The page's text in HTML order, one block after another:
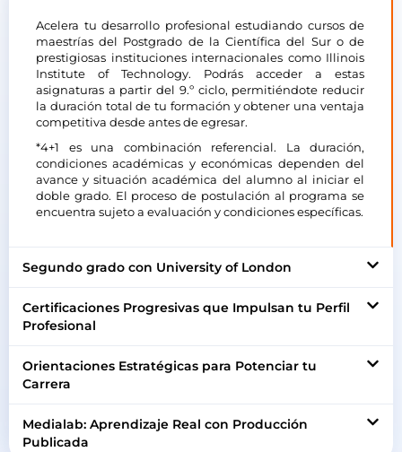
Acelera tu desarrollo profesional estudiando cursos de
maestrías del Postgrado de la Científica del Sur o de
prestigiosas instituciones internacionales como Illinois
Institute of Technology. Podrás acceder a estas
asignaturas a partir del 9.º ciclo, permitiéndote reducir
la duración total de tu formación y obtener una ventaja
competitiva desde antes de egresar.
*4+1 es una combinación referencial. La duración,
condiciones académicas y económicas dependen del
avance y situación académica del alumno al iniciar el
doble grado. El proceso de postulación al programa se
encuentra sujeto a evaluación y condiciones específicas.
Segundo grado con University of London
Certificaciones Progresivas que Impulsan tu Perfil
Profesional
Orientaciones Estratégicas para Potenciar tu
Carrera
Medialab: Aprendizaje Real con Producción
Publicada